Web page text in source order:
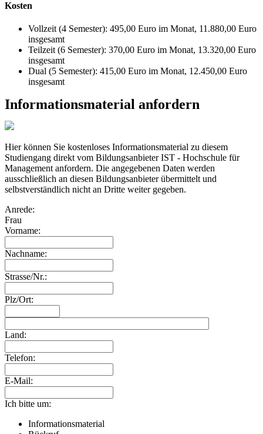
Kosten
Vollzeit (4 Semester): 495,00 Euro im Monat, 11.880,00 Euro
insgesamt
Teilzeit (6 Semester): 370,00 Euro im Monat, 13.320,00 Euro
insgesamt
Dual (5 Semester): 415,00 Euro im Monat, 12.450,00 Euro
insgesamt
Informationsmaterial anfordern
Hier können Sie kostenloses Informationsmaterial zu diesem
Studiengang direkt vom Bildungsanbieter IST - Hochschule für
Management anfordern. Die angegebenen Daten werden
ausschließlich an diesen Bildungsanbieter übermittelt und
selbstverständlich nicht an Dritte weiter gegeben.
Anrede:
Frau
Vorname:
Nachname:
Strasse/Nr.:
Plz/Ort:
Land:
Telefon:
E-Mail:
Ich bitte um:
Informationsmaterial